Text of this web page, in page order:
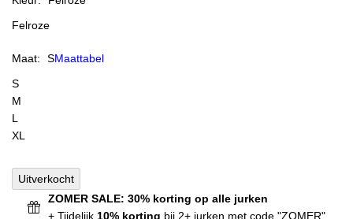
Felroze
Maat: SMaattabel
S
M
L
XL
Uitverkocht
ZOMER SALE: 30% korting op alle jurken
+ Tijdelijk 10% korting bij 2+ jurken met code "ZOMER"